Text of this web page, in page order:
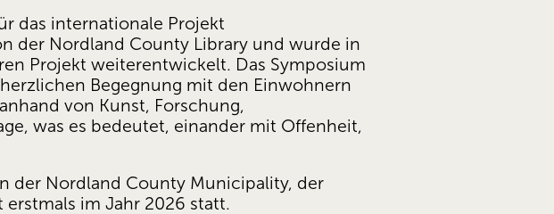
das internationale Projekt
der Nordland County Library und wurde in
Projekt weiterentwickelt. Das Symposium
Begegnung mit den Einwohnern
von Kunst, Forschung,
was es bedeutet, einander mit Offenheit,
der Nordland County Municipality, der
im Jahr 2026 statt.